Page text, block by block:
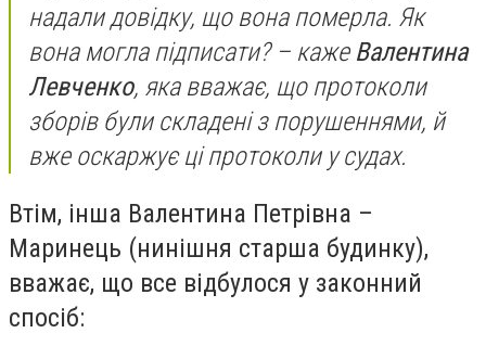
надали довідку, що вона померла. Як
вона могла підписати?– каже Валентина
Левченко, яка вважає, що протоколи
зборів були складені з порушеннями, й
вже оскаржує ці протоколи у судах.
Втім, інша Валентина Петрівна –
Маринець (нинішня старша будинку),
вважає, що все відбулося у законний
спосіб: